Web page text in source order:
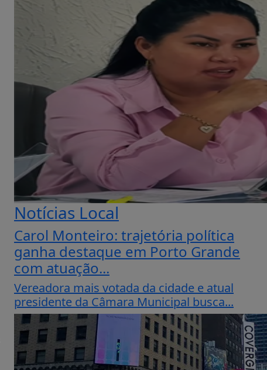
Notícias Local
Carol Monteiro: trajetória política
ganha destaque em Porto Grande
com atuação...
Vereadora mais votada da cidade e atual
presidente da Câmara Municipal busca...